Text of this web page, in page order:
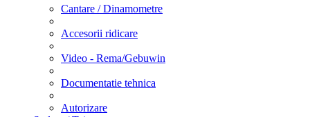
Cantare / Dinamometre
Accesorii ridicare
Video - Rema/Gebuwin
Documentatie tehnica
Autorizare